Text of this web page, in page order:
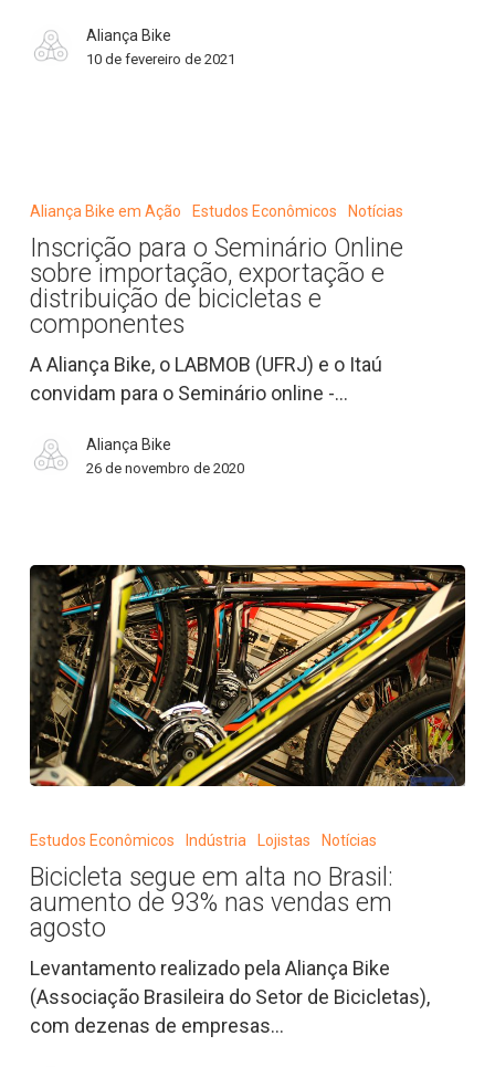
em
Aliança Bike
10 de fevereiro de 2021
Seminário
Online
sobre
importação,
exportação
e
de
Aliança Bike em Ação Estudos Econômicos Notícias
Inscrição para o Seminário Online
sobre importação, exportação e
distribuição de bicicletas e
componentes
A Aliança Bike, o LABMOB (UFRJ) e o Itaú
convidam para o Seminário online -…
Aliança Bike
26 de novembro de 2020
alta
no
Brasil:
aumento
de
93%
Estudos Econômicos Indústria Lojistas Notícias
Bicicleta segue em alta no Brasil:
aumento de 93% nas vendas em
agosto
Levantamento realizado pela Aliança Bike
(Associação Brasileira do Setor de Bicicletas),
com dezenas de empresas…